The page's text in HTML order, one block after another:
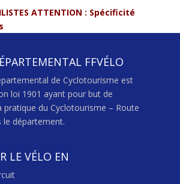
ATTENTION : Spécificité
FFVÉLO
de Cyclotourisme est
loi 1901 ayant pour but de
du Cyclotourisme – Route
le département.
LE VÉLO EN